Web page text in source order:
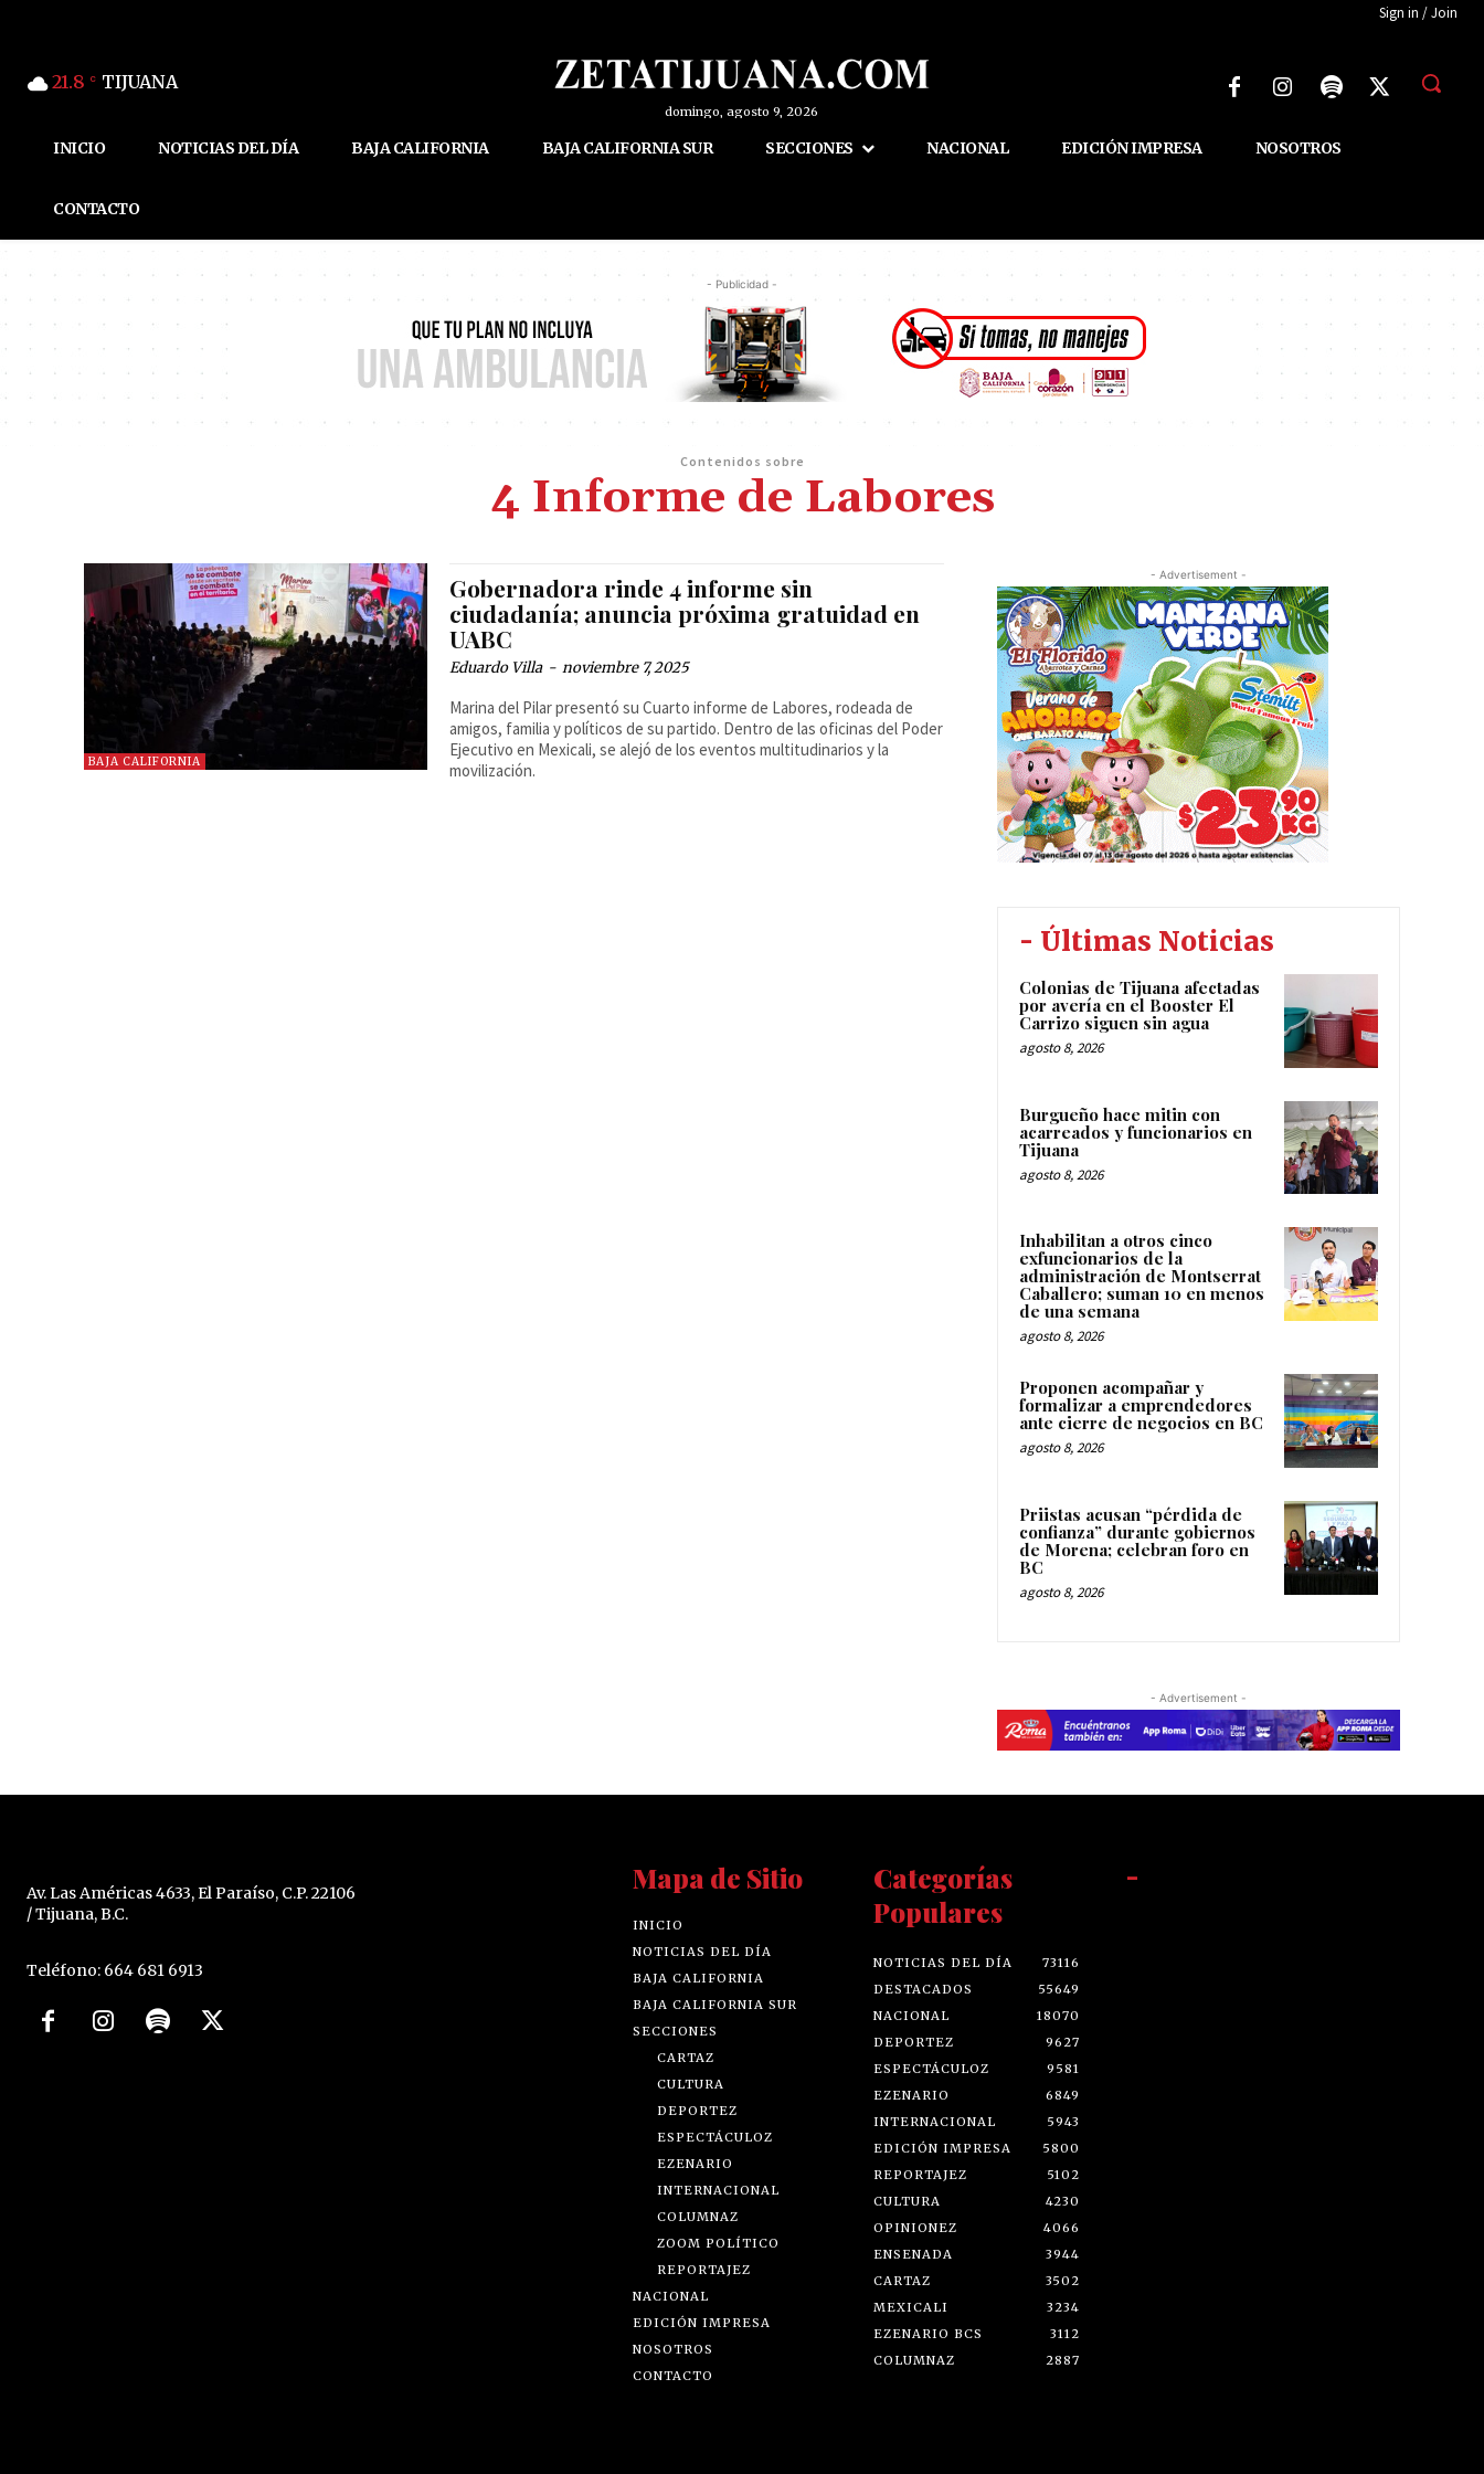
Sign in / Join
21.8 C TIJUANA
domingo, agosto 9, 2026
INICIO NOTICIAS DEL DÍA BAJA CALIFORNIA BAJA CALIFORNIA SUR SECCIONES NACIONAL EDICIÓN IMPRESA NOSOTROS
CONTACTO
- Publicidad -
Contenidos sobre
4 Informe de Labores
BAJA CALIFORNIA
Gobernadora rinde 4 informe sin
ciudadanía; anuncia próxima gratuidad en
UABC
Eduardo Villa - noviembre 7, 2025
Marina del Pilar presentó su Cuarto informe de Labores, rodeada de
amigos, familia y políticos de su partido. Dentro de las oficinas del Poder
Ejecutivo en Mexicali, se alejó de los eventos multitudinarios y la
movilización.
- Advertisement -
- Últimas Noticias
Colonias de Tijuana afectadas
por avería en el Booster El
Carrizo siguen sin agua
agosto 8, 2026
Burgueño hace mitin con
acarreados y funcionarios en
Tijuana
agosto 8, 2026
Inhabilitan a otros cinco
exfuncionarios de la
administración de Montserrat
Caballero; suman 10 en menos
de una semana
agosto 8, 2026
Proponen acompañar y
formalizar a emprendedores
ante cierre de negocios en BC
agosto 8, 2026
Priistas acusan “pérdida de
confianza” durante gobiernos
de Morena; celebran foro en
BC
agosto 8, 2026
- Advertisement -
Av. Las Américas 4633, El Paraíso, C.P. 22106
/ Tijuana, B.C.
Teléfono: 664 681 6913
Mapa de Sitio
INICIO
NOTICIAS DEL DÍA
BAJA CALIFORNIA
BAJA CALIFORNIA SUR
SECCIONES
CARTAZ
CULTURA
DEPORTEZ
ESPECTÁCULOZ
EZENARIO
INTERNACIONAL
COLUMNAZ
ZOOM POLÍTICO
REPORTAJEZ
NACIONAL
EDICIÓN IMPRESA
NOSOTROS
CONTACTO
Categorías
Populares
NOTICIAS DEL DÍA
73116
DESTACADOS
55649
NACIONAL
18070
DEPORTEZ
9627
ESPECTÁCULOZ
9581
EZENARIO
6849
INTERNACIONAL
5943
EDICIÓN IMPRESA
5800
REPORTAJEZ
5102
CULTURA
4230
OPINIONEZ
4066
ENSENADA
3944
CARTAZ
3502
MEXICALI
3234
EZENARIO BCS
3112
COLUMNAZ
2887
-